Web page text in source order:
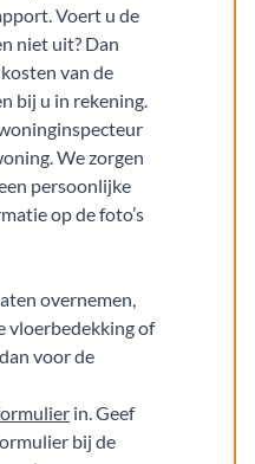
Voert u de
niet uit? Dan
van de
bij u in rekening.
We zorgen
persoonlijke
op de foto’s
overnemen,
vloerbedekking of
voor de
in. Geef
bij de